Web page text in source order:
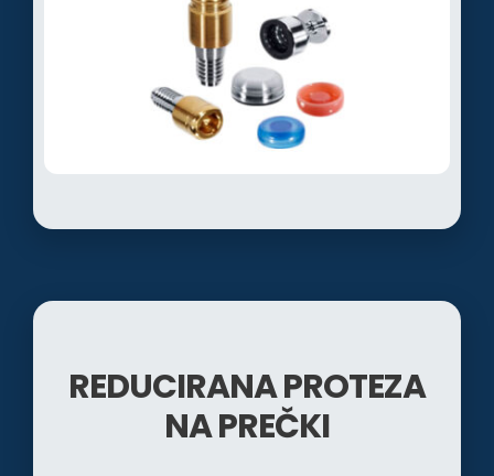
REDUCIRANA PROTEZA
NA PREČKI